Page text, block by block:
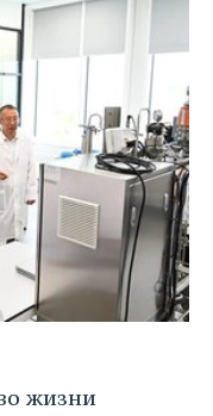
жизни